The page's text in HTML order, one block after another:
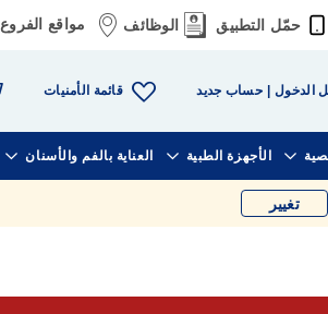
حمّل التطبيق الوظائف مواقع الفروع
الدخول حساب جديد قائمة الأمنيات
الأجهزة الطبية العناية بالفم والأسنان
تغيير